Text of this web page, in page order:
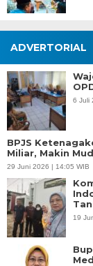
ADVERTORIAL
6 Juli
BPJS
Miliar, Makin
29 Juni 2026 | 14:05 WIB
19